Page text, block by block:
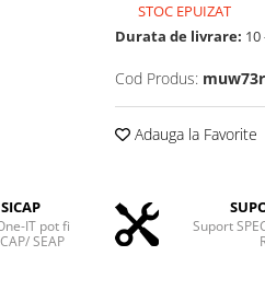
STOC EPUIZAT
Durata de livrare:
Cod Produs:
Adauga la Favorite
IT pot fi
SEAP
Suport